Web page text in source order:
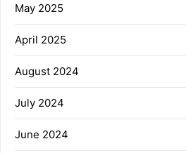
May 2025
April 2025
August 2024
July 2024
June 2024